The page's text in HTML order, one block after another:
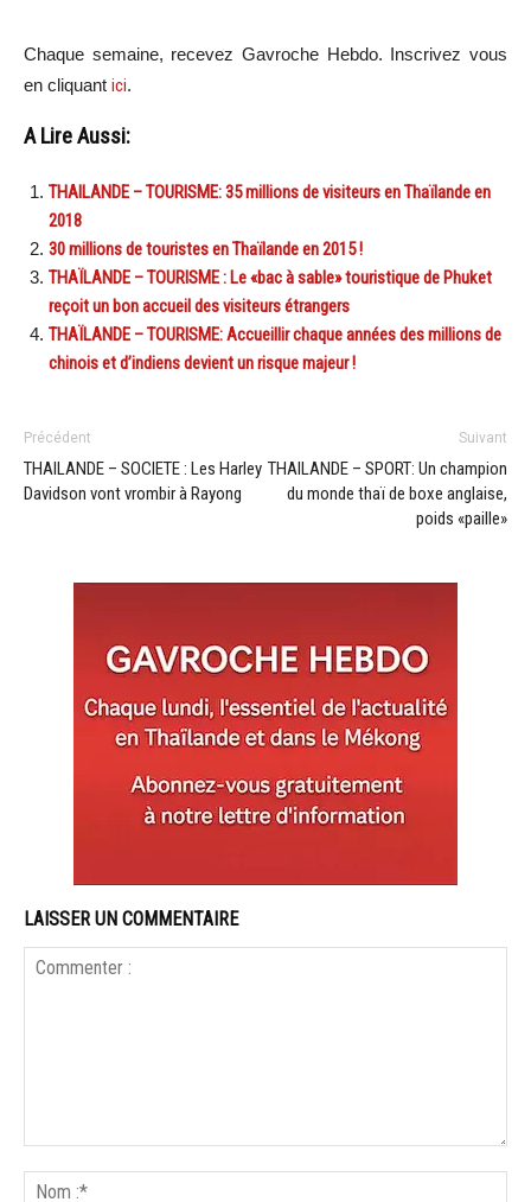
Chaque semaine, recevez Gavroche Hebdo. Inscrivez vous
en cliquant ici.
A Lire Aussi:
THAILANDE – TOURISME: 35 millions de visiteurs en Thaïlande en
2018
30 millions de touristes en Thaïlande en 2015 !
THAÏLANDE – TOURISME : Le «bac à sable» touristique de Phuket
reçoit un bon accueil des visiteurs étrangers
THAÏLANDE – TOURISME: Accueillir chaque années des millions de
chinois et d’indiens devient un risque majeur !
Précédent
THAILANDE – SOCIETE : Les Harley
Davidson vont vrombir à Rayong
Suivant
THAILANDE – SPORT: Un champion
du monde thaï de boxe anglaise,
poids «paille»
LAISSER UN COMMENTAIRE